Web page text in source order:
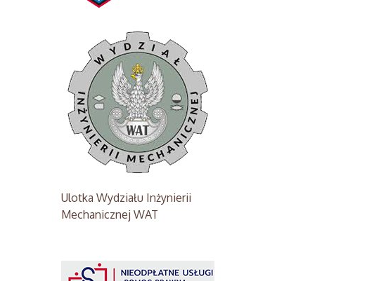
Ulotka Wydziału Inżynierii
Mechanicznej WAT